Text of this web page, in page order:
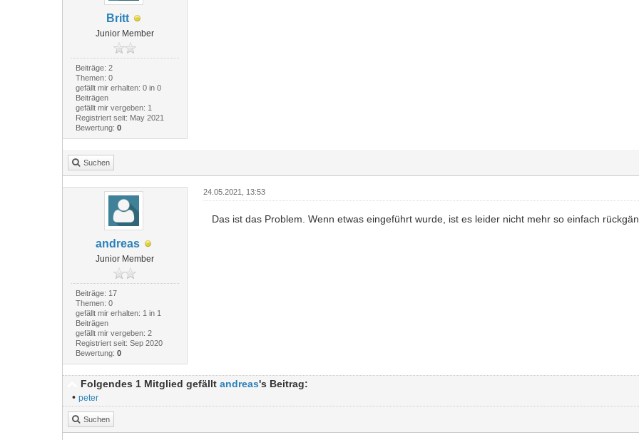
Britt
Junior Member
Beiträge: 2
Themen: 0
gefällt mir erhalten: 0 in 0
Beiträgen
gefällt mir vergeben: 1
Registriert seit: May 2021
Bewertung: 0
Suchen
andreas
Junior Member
Beiträge: 17
Themen: 0
gefällt mir erhalten: 1 in 1
Beiträgen
gefällt mir vergeben: 2
Registriert seit: Sep 2020
Bewertung: 0
24.05.2021, 13:53
Das ist das Problem. Wenn etwas eingeführt wurde, ist es leider nicht mehr so einfach
Folgendes 1 Mitglied gefällt andreas's Beitrag:
• peter
Suchen